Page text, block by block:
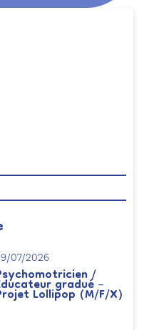
07/2026
/
gradué –
Lollipop (M/F/X)